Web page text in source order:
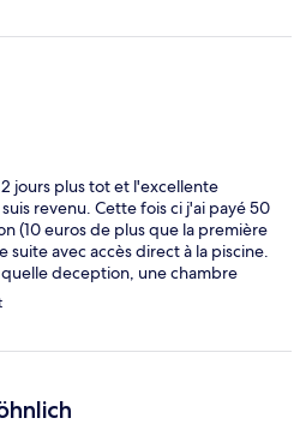
jours plus tot et l'excellente
revenu. Cette fois ci j'ai payé 50
(10 euros de plus que la première
suite avec accès direct à la piscine.
deception, une chambre
il y avait des moustiques
de moustiques écrasés sur les
demandé le changement de
mal et j'ai eu la chambre 304.
mais sans moustique. Elle n'est
et on entend la circulation